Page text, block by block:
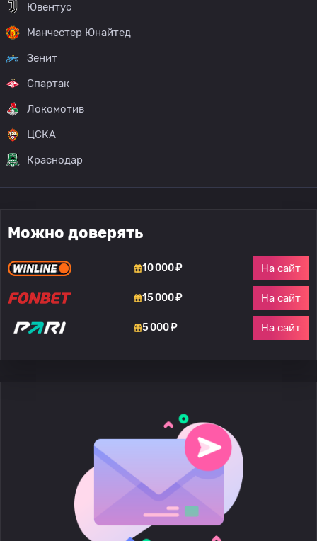
Ювентус
Манчестер Юнайтед
Зенит
Спартак
Локомотив
ЦСКА
Краснодар
Можно доверять
10 000 ₽ На сайт
15 000 ₽ На сайт
5 000 ₽ На сайт